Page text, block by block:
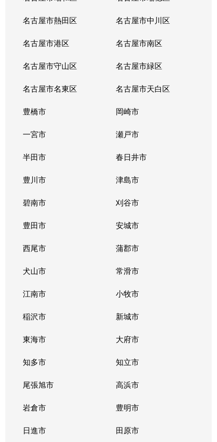
名古屋市熱田区 名古屋市中川区
名古屋市港区 名古屋市南区
名古屋市守山区 名古屋市緑区
名古屋市名東区 名古屋市天白区
豊橋市 岡崎市
一宮市 瀬戸市
半田市 春日井市
豊川市 津島市
碧南市 刈谷市
豊田市 安城市
西尾市 蒲郡市
犬山市 常滑市
江南市 小牧市
稲沢市 新城市
東海市 大府市
知多市 知立市
尾張旭市 高浜市
岩倉市 豊明市
日進市 田原市